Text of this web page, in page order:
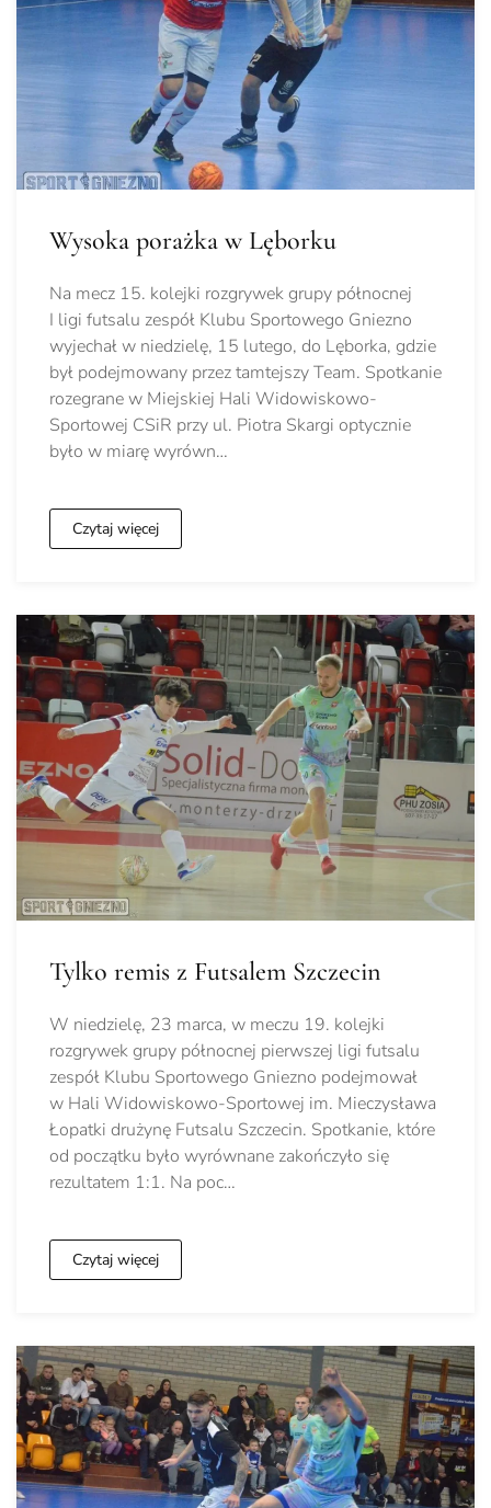
Wysoka porażka w Lęborku
Na mecz 15. kolejki rozgrywek grupy północnej
I ligi futsalu zespół Klubu Sportowego Gniezno
wyjechał w niedzielę, 15 lutego, do Lęborka, gdzie
był podejmowany przez tamtejszy Team. Spotkanie
rozegrane w Miejskiej Hali Widowiskowo-
Sportowej CSiR przy ul. Piotra Skargi optycznie
było w miarę wyrówn…
Czytaj więcej
Tylko remis z Futsalem Szczecin
W niedzielę, 23 marca, w meczu 19. kolejki
rozgrywek grupy północnej pierwszej ligi futsalu
zespół Klubu Sportowego Gniezno podejmował
w Hali Widowiskowo-Sportowej im. Mieczysława
Łopatki drużynę Futsalu Szczecin. Spotkanie, które
od początku było wyrównane zakończyło się
rezultatem 1:1. Na poc…
Czytaj więcej